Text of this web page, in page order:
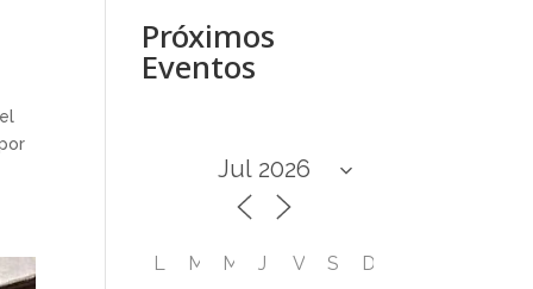
Próximos
Eventos
L M M J V S D